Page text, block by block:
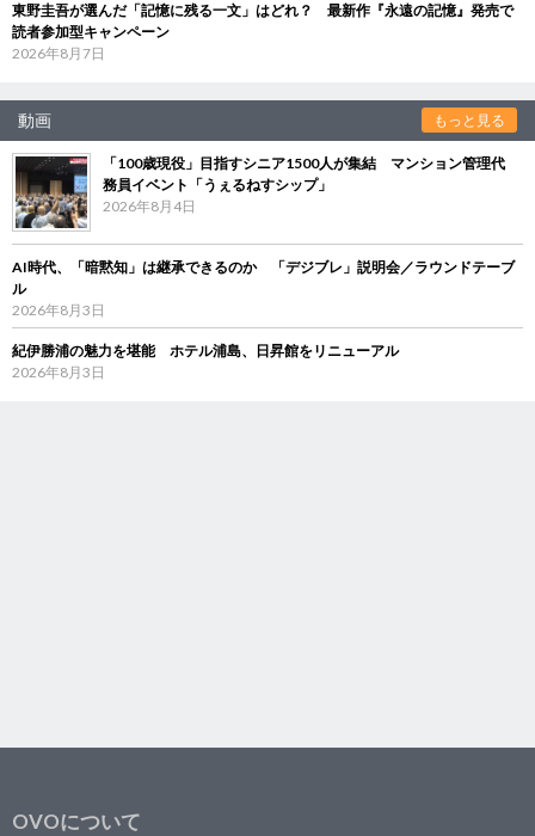
東野圭吾が選んだ「記憶に残る一文」はどれ？ 最新作『永遠の記憶』発売で
読者参加型キャンペーン
2026年8月7日
動画 もっと見る
「100歳現役」目指すシニア1500人が集結 マンション管理代
務員イベント「うぇるねすシップ」
2026年8月4日
AI時代、「暗黙知」は継承できるのか 「デジブレ」説明会／ラウンドテーブ
ル
2026年8月3日
紀伊勝浦の魅力を堪能 ホテル浦島、日昇館をリニューアル
2026年8月3日
OVOについて